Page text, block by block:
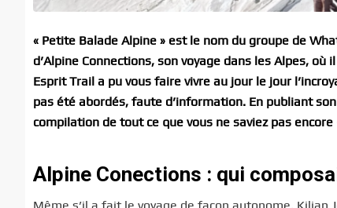
« Petite Balade Alpine » est le nom du groupe de
d’Alpine Connections, son voyage dans les Alpes,
Esprit Trail a pu vous faire vivre au jour le jour
pas été abordés, faute d’information. En publiant
compilation de tout ce que vous ne saviez pas
Alpine Conections : qui